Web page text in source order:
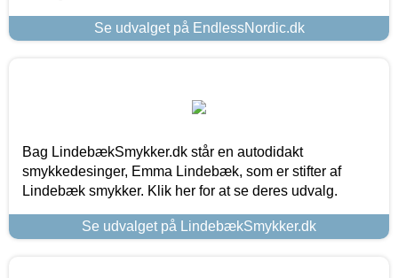
Se udvalget på EndlessNordic.dk
Bag LindebækSmykker.dk står en autodidakt
smykkedesinger, Emma Lindebæk, som er stifter af
Lindebæk smykker. Klik her for at se deres udvalg.
Se udvalget på LindebækSmykker.dk